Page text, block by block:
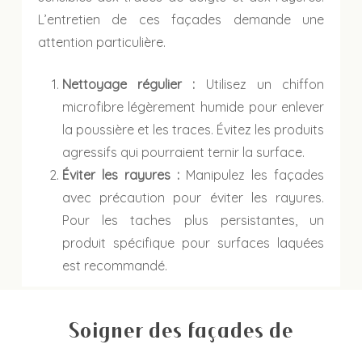
L’entretien de ces façades demande une
attention particulière.
Nettoyage régulier : Utilisez un chiffon
microfibre légèrement humide pour enlever
la poussière et les traces. Évitez les produits
agressifs qui pourraient ternir la surface.
Éviter les rayures : Manipulez les façades
avec précaution pour éviter les rayures.
Pour les taches plus persistantes, un
produit spécifique pour surfaces laquées
est recommandé.
Soigner des façades de